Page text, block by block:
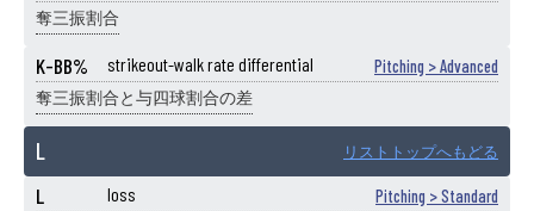
奪三振割合
K-BB% strikeout-walk rate differential Pitching > Advanced
奪三振割合と与四球割合の差
L リストトップへもどる
L loss Pitching > Standard